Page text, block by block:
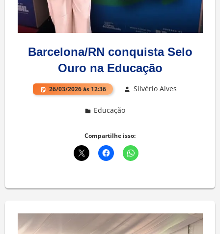
Barcelona/RN conquista Selo
Ouro na Educação
26/03/2026 às 12:36 Silvério Alves
Educação
Compartilhe isso: